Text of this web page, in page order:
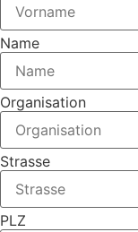
Name
Organisation
Strasse
PLZ